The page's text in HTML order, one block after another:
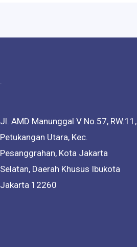
.
Jl. AMD Manunggal V No.57, RW.11,
Petukangan Utara, Kec.
Pesanggrahan, Kota Jakarta
Selatan, Daerah Khusus Ibukota
Jakarta 12260